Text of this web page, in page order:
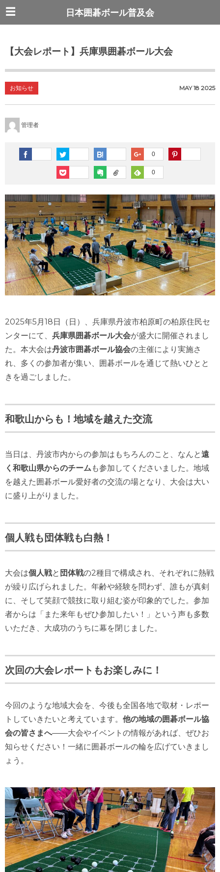
日本囲碁ボール普及会
【大会レポート】兵庫県囲碁ボール大会
お知らせ MAY 18 2025
管理者
0
0
2025年5月18日（日）、兵庫県丹波市柏原町の柏原住民セ
ンターにて、 兵庫県囲碁ボール大会が盛大に開催されまし
た。本大会は丹波市囲碁ボール協会の主催により実施さ
れ、多くの参加者が集い、囲碁ボールを通じて熱いひとと
きを過ごしました。
和歌山からも！地域を越えた交流
当日は、丹波市内からの参加はもちろんのこと、なんと遠
く和歌山県からのチームも参加してくださいました。地域
を越えた囲碁ボール愛好者の交流の場となり、大会は大い
に盛り上がりました。
個人戦も団体戦も白熱！
大会は個人戦と 団体戦の2種目で構成され、それぞれに熱戦
が繰り広げられました。年齢や経験を問わず、誰もが真剣
に、そして笑顔で競技に取り組む姿が印象的でした。参加
者からは「また来年もぜひ参加したい！」という声も多数
いただき、大成功のうちに幕を閉じました。
次回の大会レポートもお楽しみに！
今回のような地域大会を、今後も全国各地で取材・レポー
トしていきたいと考えています。 他の地域の囲碁ボール協
会の皆さまへ――大会やイベントの情報があれば、ぜひお
知らせください！一緒に囲碁ボールの輪を広げていきまし
ょう。